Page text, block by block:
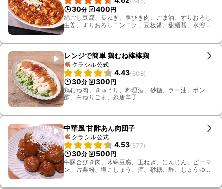
30分 400 円
絹ごし豆腐、長ねぎ、豚ひき肉、ごま油、すりおろし
生姜、すりおろしニンニク、豆板醤、甜麺醤、水溶き
レンジで簡単 鶏むね棒棒鶏
クラシル公式
4.43(608)
30分 300 円
鶏むね肉、きゅうり、料理酒、砂糖、ラー油、ポン
酢、白ねりごま、糸唐辛子
中華風 甘酢あん肉団子
クラシル公式
4.53(577)
30分 500 円
牛豚合びき肉、木綿豆腐、玉ねぎ、にんじん、ピーマ
ン、片栗粉、塩こしょう、酒、砂糖、酢、しょうゆ、